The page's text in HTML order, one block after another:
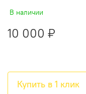
В наличии
10 000 ₽
Купить в 1 клик